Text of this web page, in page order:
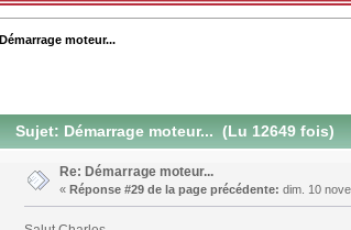
Démarrage moteur...
Sujet: Démarrage moteur... (Lu 12649 fois)
Re: Démarrage moteur...
« Réponse #29 de la page précédente: dim. 10